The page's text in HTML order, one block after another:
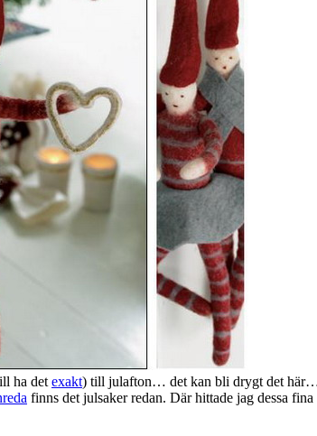
ha det exakt) till julafton… det kan bli drygt det här…
finns det julsaker redan. Där hittade jag dessa